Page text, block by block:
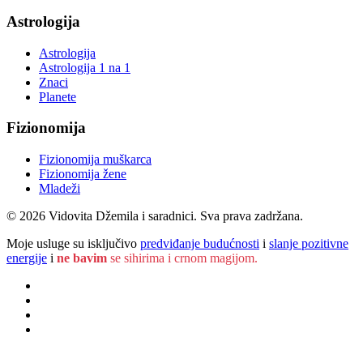
Astrologija
Astrologija
Astrologija 1 na 1
Znaci
Planete
Fizionomija
Fizionomija muškarca
Fizionomija žene
Mladeži
© 2026 Vidovita Džemila i saradnici. Sva prava zadržana.
Moje usluge su isključivo predviđanje budućnosti i slanje pozitivne
energije i ne bavim se sihirima i crnom magijom.